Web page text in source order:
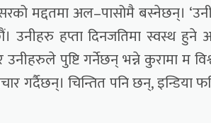
मद्दतमा अल–पासोमै बस्नेछन्।
उनीहरु हप्ता दिनजतिमा स्वस्थ हुने
पुष्टि गर्नेछन् भन्ने कुरामा म
गर्दैछन्। चिन्तित पनि छन्, इन्डिया